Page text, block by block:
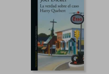
55%
$ 36.589